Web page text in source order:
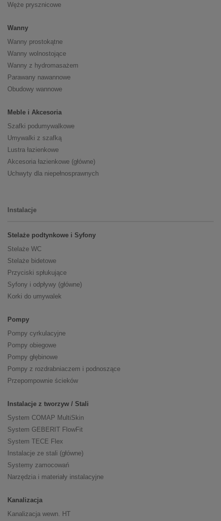
Węże prysznicowe
Wanny
Wanny prostokątne
Wanny wolnostojące
Wanny z hydromasażem
Parawany nawannowe
Obudowy wannowe
Meble i Akcesoria
Szafki podumywalkowe
Umywalki z szafką
Lustra łazienkowe
Akcesoria łazienkowe (główne)
Uchwyty dla niepełnosprawnych
Instalacje
Stelaże podtynkowe i Syfony
Stelaże WC
Stelaże bidetowe
Przyciski spłukujące
Syfony i odpływy (główne)
Korki do umywalek
Pompy
Pompy cyrkulacyjne
Pompy obiegowe
Pompy głębinowe
Pompy z rozdrabniaczem i podnoszące
Przepompownie ścieków
Instalacje z tworzyw / Stali
System COMAP MultiSkin
System GEBERIT FlowFit
System TECE Flex
Instalacje ze stali (główne)
Systemy zamocowań
Narzędzia i materiały instalacyjne
Kanalizacja
Kanalizacja wewn. HT